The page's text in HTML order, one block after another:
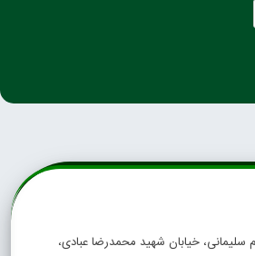
سلیمانی، خیابان شهید محمدرضا عبادی،